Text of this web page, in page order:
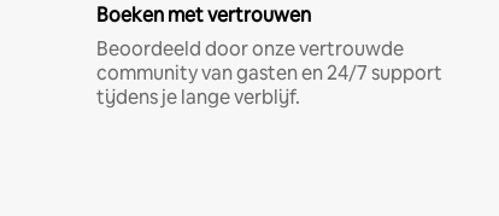
Boeken met vertrouwen
Beoordeeld door onze vertrouwde
community van gasten en 24/7 support
tijdens je lange verblijf.